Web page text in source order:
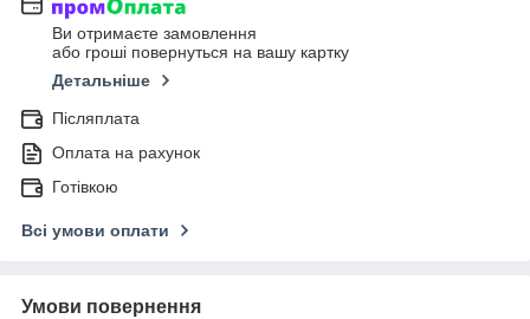
Ви отримаєте замовлення
або гроші повернуться на вашу картку
Детальніше
Післяплата
Оплата на рахунок
Готівкою
Всі умови оплати
Умови повернення